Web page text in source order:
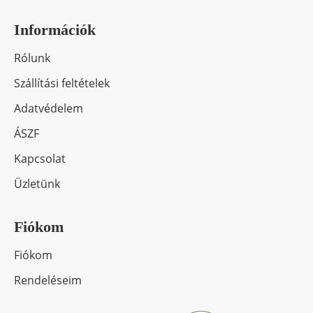
Szín: Matt grafitszürke
Információk
Rólunk
Szállítási feltételek
Adatvédelem
ÁSZF
Kapcsolat
Üzletünk
Fiókom
Fiókom
Rendeléseim